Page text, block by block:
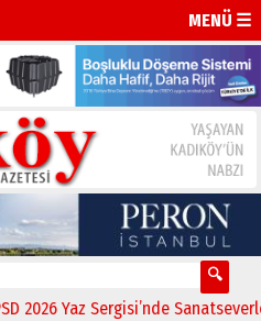
MENÜ ☰
Yaz Sergisi’nde